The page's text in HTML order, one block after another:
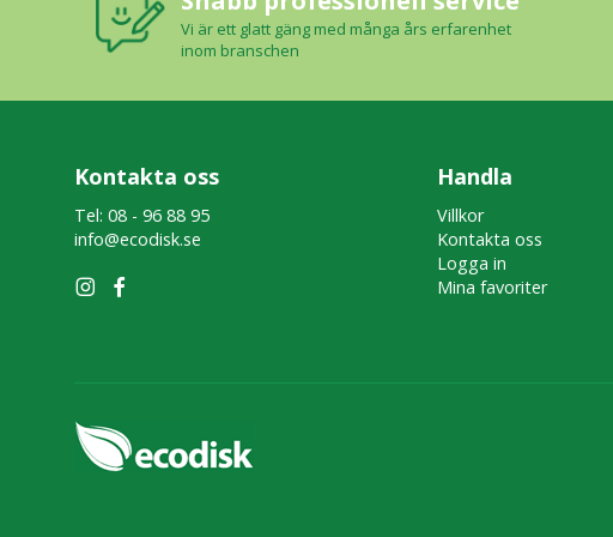
Vi är ett glatt gäng med många års erfarenhet
inom branschen
Kontakta oss
Tel: 08 - 96 88 95
info@ecodisk.se
Handla
Villkor
Kontakta oss
Logga in
Mina favoriter